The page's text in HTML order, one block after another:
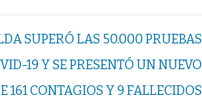
SUPERÓ LAS 50.000 PRUEBAS
19 Y SE PRESENTÓ UN NUEVO
161 CONTAGIOS Y 9 FALLECIDOS